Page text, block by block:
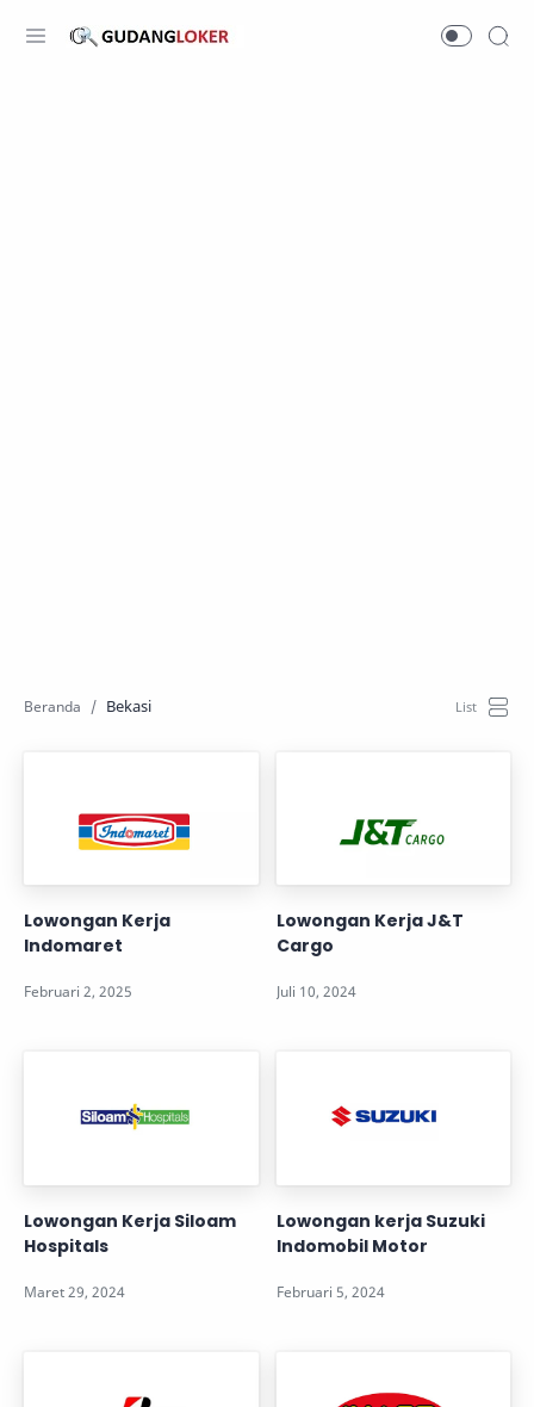
Bekasi
Lowongan Kerja
Indomaret
Lowongan Kerja J&T
Cargo
Lowongan Kerja Siloam
Hospitals
Lowongan kerja Suzuki
Indomobil Motor